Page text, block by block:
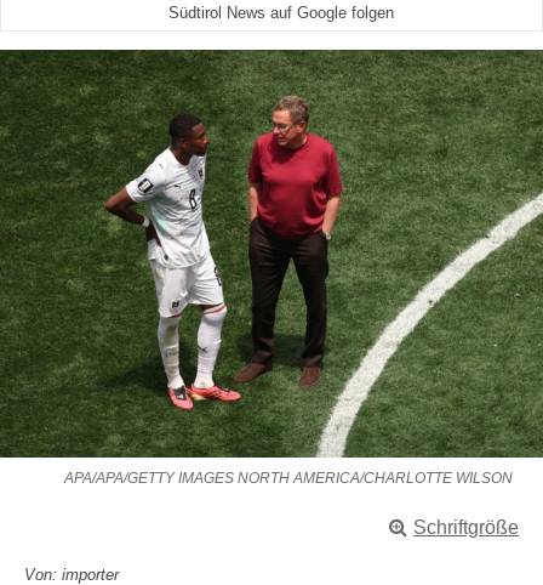
Südtirol News auf Google folgen
APA/APA/GETTY IMAGES NORTH AMERICA/CHARLOTTE WILSON
Schriftgröße
Von: importer